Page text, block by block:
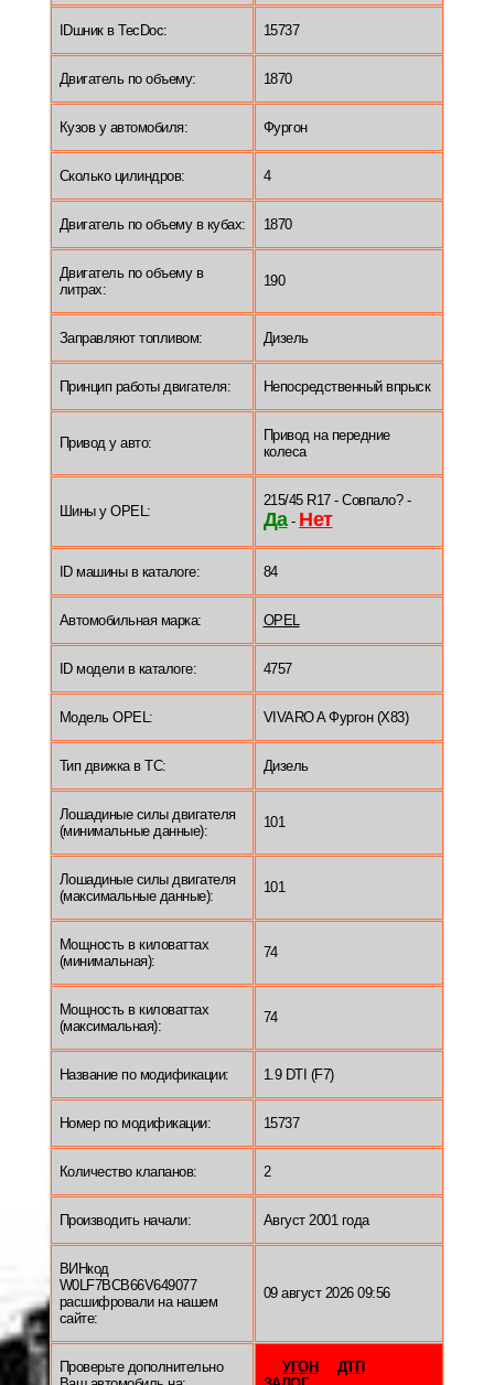
IDшник в TecDoc: 15737
Двигатель по объему: 1870
Кузов у автомобиля: Фургон
Сколько цилиндров: 4
Двигатель по объему в кубах: 1870
Двигатель по объему в
литрах:
190
Заправляют топливом: Дизель
Принцип работы двигателя: Непосредственный впрыск
Привод у авто:
Привод на передние
колеса
Шины у OPEL:
215/45 R17 - Совпало? -
Да- Нет
ID машины в каталоге: 84
Автомобильная марка: OPEL
ID модели в каталоге: 4757
Модель OPEL: VIVARO A Фургон (X83)
Тип движка в ТС: Дизель
Лошадиные силы двигателя
(минимальные данные):
101
Лошадиные силы двигателя
(максимальные данные):
101
Мощность в киловаттах
(минимальная):
74
Мощность в киловаттах
(максимальная):
74
Название по модификации: 1.9 DTI (F7)
Номер по модификации: 15737
Количество клапанов: 2
Производить начали: Август 2001 года
ВИНкод
W0LF7BCB66V649077
расшифровали на нашем
сайте:
09 август 2026 09:56
Проверьте дополнительно
УГОН
ДТП